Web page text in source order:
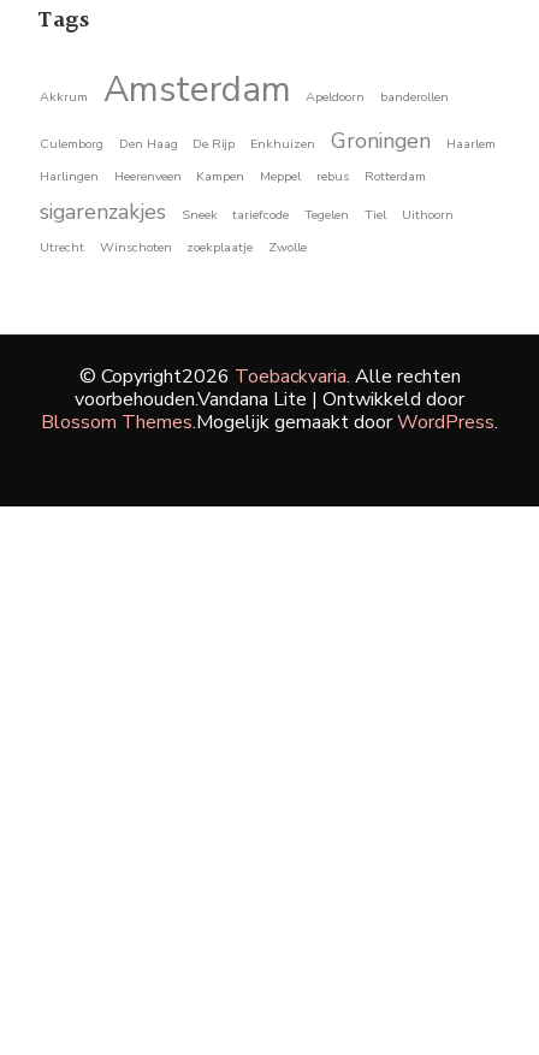
Tags
Akkrum Amsterdam Apeldoorn banderollen
Culemborg Den Haag De Rijp Enkhuizen Groningen
Haarlem
Harlingen
Heerenveen Kampen Meppel rebus Rotterdam
sigarenzakjes Sneek tariefcode Tegelen Tiel
Uithoorn
Utrecht
Winschoten zoekplaatje Zwolle
© Copyright2026 Toebackvaria. Alle rechten
voorbehouden.Vandana Lite | Ontwikkeld door
Blossom Themes.Mogelijk gemaakt doorWordPress.